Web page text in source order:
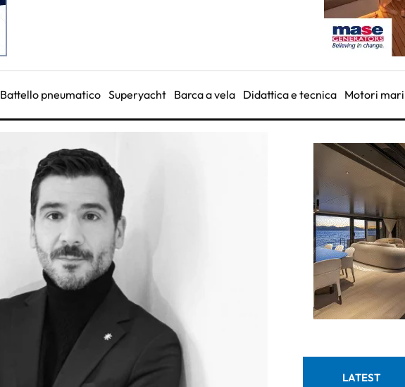
Battello pneumatico Superyacht Barca a vela Didattica e tecnica Motori
LATEST